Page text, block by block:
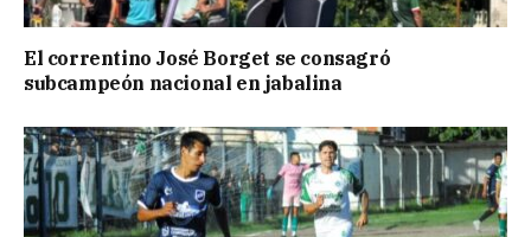
El correntino José Borget se consagró
subcampeón nacional en jabalina